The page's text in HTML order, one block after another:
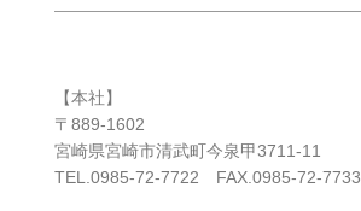
【本社】
〒889-1602
宮崎県宮崎市清武町今泉甲3711-11
TEL.0985-72-7722 FAX.0985-72-7733